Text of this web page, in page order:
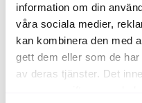
information om din
våra sociala medier,
kan kombinera den med
gett dem eller som de
av deras tjänster. Det